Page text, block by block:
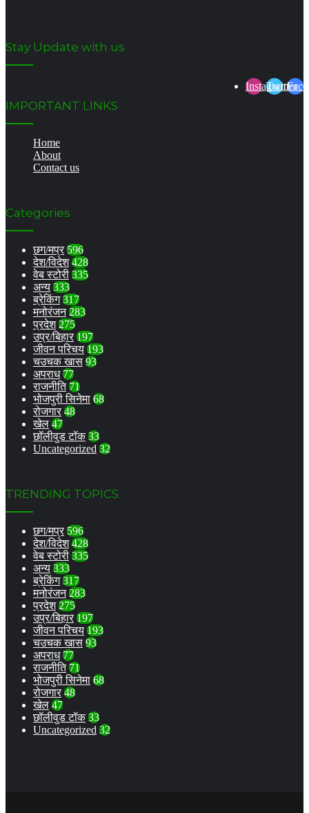
Stay Update with us
Twitter
Instagram
IMPORTANT LINKS
Home
About
Contact us
Categories
छग/मप्र 596
देश/विदेश 428
वेब स्टोरी 335
अन्य 333
ब्रेकिंग 317
मनोरंजन 283
प्रदेश 275
उप्र/बिहार 197
जीवन परिचय 193
चउचक खास 93
अपराध 77
राजनीति 71
भोजपुरी सिनेमा 68
रोजगार 48
खेल 47
छॉलीवुड टॉक 33
Uncategorized 32
TRENDING TOPICS
छग/मप्र 596
देश/विदेश 428
वेब स्टोरी 335
अन्य 333
ब्रेकिंग 317
मनोरंजन 283
प्रदेश 275
उप्र/बिहार 197
जीवन परिचय 193
चउचक खास 93
अपराध 77
राजनीति 71
भोजपुरी सिनेमा 68
रोजगार 48
खेल 47
छॉलीवुड टॉक 33
Uncategorized 32